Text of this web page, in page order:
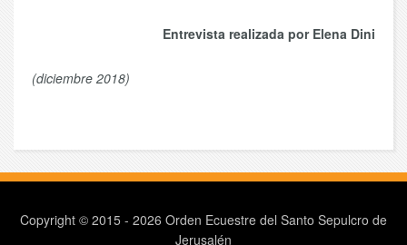
Entrevista realizada por Elena Dini
(diciembre 2018)
Copyright © 2015 - 2026 Orden Ecuestre del Santo Sepulcro de
Jerusalén